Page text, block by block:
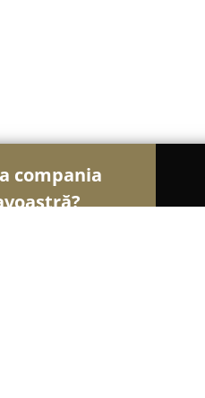
compania